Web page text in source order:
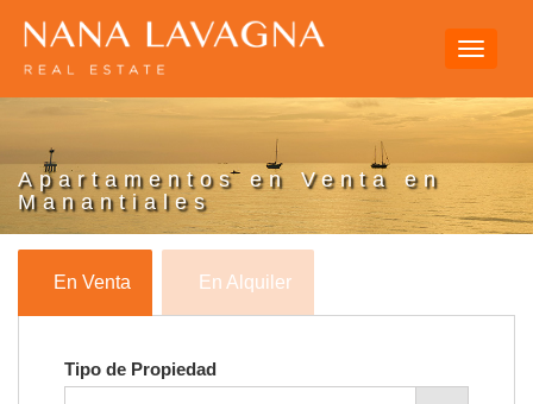
Toggle
Apartamentos en Venta en
Manantiales
En Venta En Alquiler
Tipo de Propiedad